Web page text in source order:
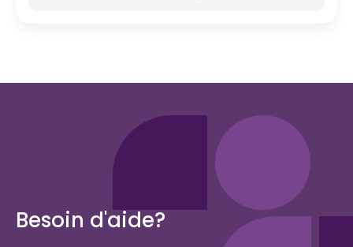
Besoin d'aide?